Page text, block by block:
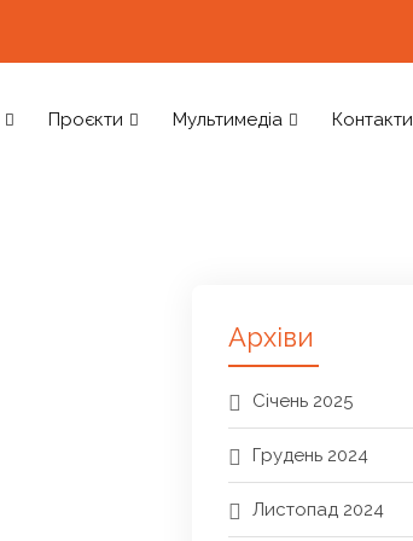
Проєкти Мультимедіа Контакти
Архіви
Січень 2025
Грудень 2024
Листопад 2024